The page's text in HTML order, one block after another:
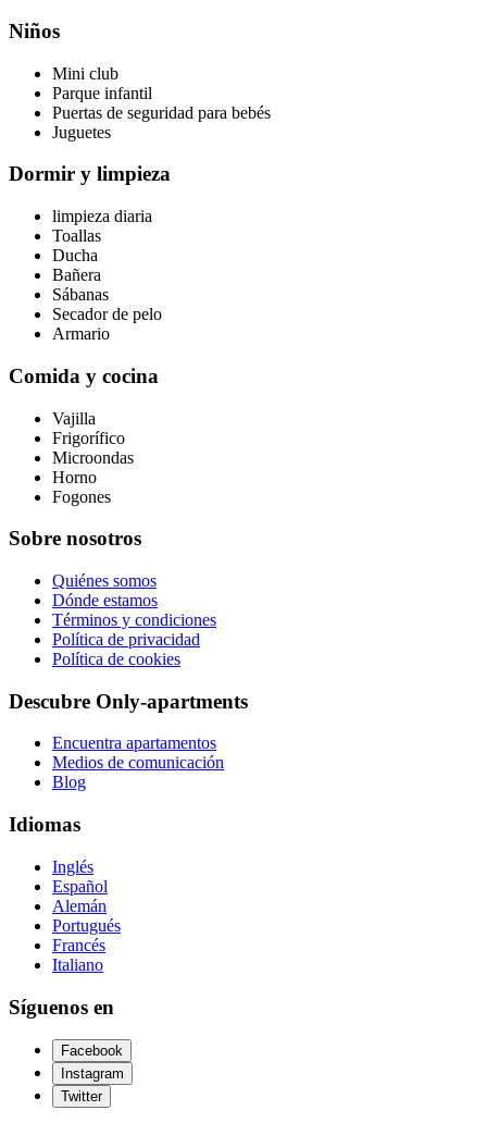
Niños
Mini club
Parque infantil
Puertas de seguridad para bebés
Juguetes
Dormir y limpieza
limpieza diaria
Toallas
Ducha
Bañera
Sábanas
Secador de pelo
Armario
Comida y cocina
Vajilla
Frigorífico
Microondas
Horno
Fogones
Sobre nosotros
Quiénes somos
Dónde estamos
Términos y condiciones
Política de privacidad
Política de cookies
Descubre Only-apartments
Encuentra apartamentos
Medios de comunicación
Blog
Idiomas
Inglés
Español
Alemán
Portugués
Francés
Italiano
Síguenos en
Facebook
Instagram
Twitter